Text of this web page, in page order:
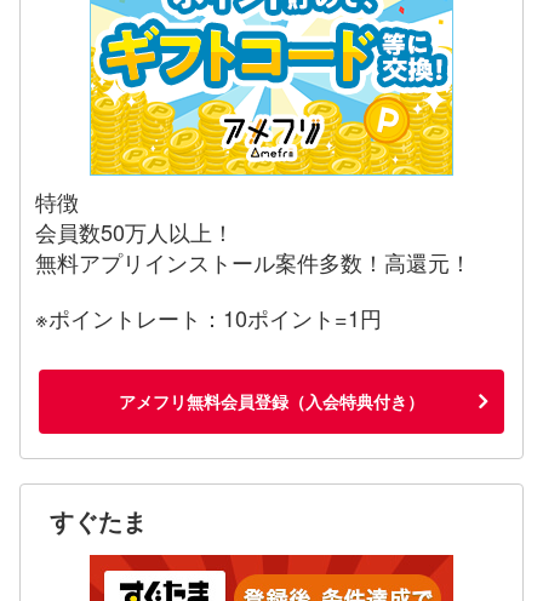
特徴
会員数50万人以上！
無料アプリインストール案件多数！高還元！
※ポイントレート：10ポイント=1円
アメフリ無料会員登録（入会特典付き）
すぐたま